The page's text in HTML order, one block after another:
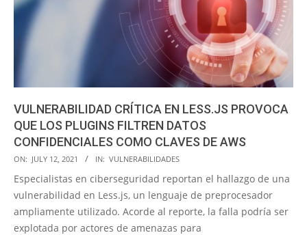
VULNERABILIDAD CRÍTICA EN LESS.JS PROVOCA
QUE LOS PLUGINS FILTREN DATOS
CONFIDENCIALES COMO CLAVES DE AWS
2021-
07-
ON: JULY 12, 2021 IN: VULNERABILIDADES
Especialistas en ciberseguridad reportan el hallazgo de una
vulnerabilidad en Less.js, un lenguaje de preprocesador
ampliamente utilizado. Acorde al reporte, la falla podría ser
explotada por actores de amenazas para